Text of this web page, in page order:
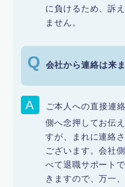
に負けるため、訴
ません。
会社から連絡は来
ご本人への直接連
側へ念押してお伝
すが、まれに連絡
ございます。会社
べて退職サポート
きますので、万一